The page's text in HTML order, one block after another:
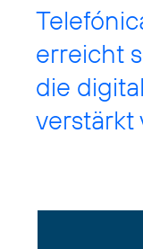
erreicht
die
verstärkt